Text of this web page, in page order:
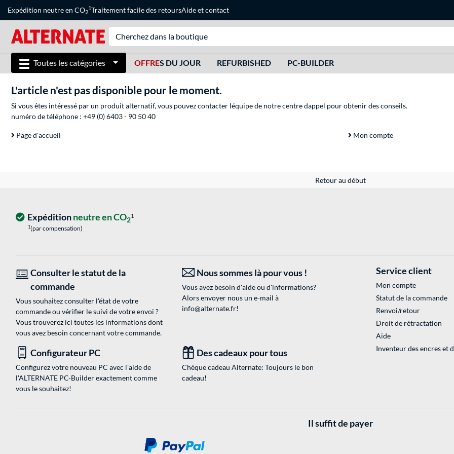
Expédition neutre en CO2
1Traitement facile des retoursAideetcontact
Toutes les catégories OFFRES DU JOUR REFURBISHED PC-BUILDER
L'article n'est pas disponible pour le moment.
Si vous êtes intéressé par un produit alternatif, vous pouvez contacter léquipe de notre centre dappel pour obtenir des conseils.
numéro de téléphone : +49 (0) 6403 - 90 50 40
Page d'accueil Mon compte
Retour au début
Expéditionneutre en CO21
1(par compensation)
Consulter le statut de la
commande
Vous souhaitez consulter l'état de votre
commande ou vérifier le suivi de votre envoi ?
Vous trouverez ici toutes les informations dont
vous avez besoin concernant votre commande.
Nous sommes là pour vous !
Vous avez besoin d'aide ou d'informations?
Alors envoyer nous un e-mail à
info@alternate.fr!
Configurateur PC
Configurez votre nouveau PC avec l'aide de
l'ALTERNATE PC-Builder exactement comme
vous le souhaitez!
Des cadeaux pour tous
Chèque cadeau Alternate: Toujours le bon
cadeau!
Service client
Mon compte
Statut de la commande
Renvoi/retour
Droit de rétractation
Aide
Inventeur des encres et
Il suffit de payer